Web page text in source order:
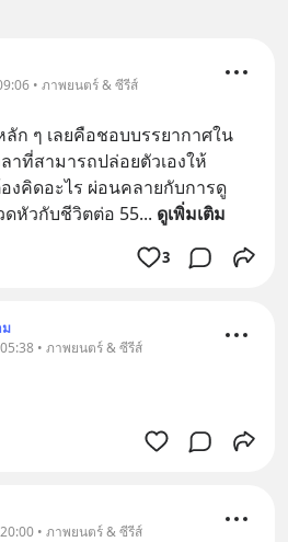
• ภาพยนตร์ & ซีรีส์
ก ๆ เลยคือชอบบรรยากาศใน
าที่สามารถปล่อยตัวเองให้
งคิดอะไร ผ่อนคลายกับการดู
หัวกับชีวิตต่อ 55... ดูเพิ่มเติม
3
• ภาพยนตร์ & ซีรีส์
• ภาพยนตร์ & ซีรีส์